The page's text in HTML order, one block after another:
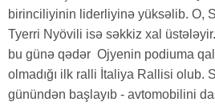
birinciliyinin liderliyinə yüksəlib. O,
Tyerri Nyövili isə səkkiz xal
bu günə qədər Ojyenin podiuma
olmadığı ilk ralli İtaliya Rallisi olub.
günündən başlayıb - avtomobilini